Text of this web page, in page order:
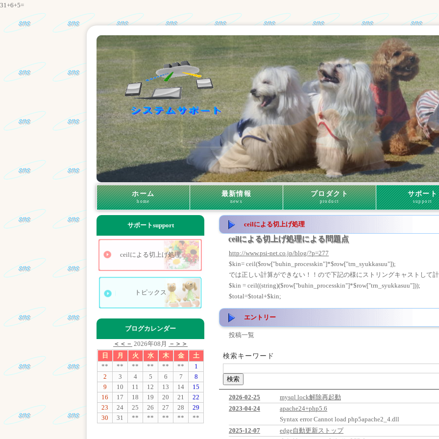
31+6+5=
ホーム
home
最新情報
news
プロダクト
product
サポート
support
ceilによる切上げ処理
ceilによる切上げ処理による問題点
http://www.psi-net.co.jp/blog/?p=277
$kin= ceil($row["buhin_processkin"]*$row["trn_syukkasuu"]);
では正しい計算ができない！！ので下記の様にストリングキャストして
$kin = ceil((string)($row["buhin_processkin"]*$row["trn_syukkasuu"]));
$total=$total+$kin;
エントリー
投稿一覧
検索キーワード
2026-02-25
mysql lock解除再起動
2023-04-24
apache24+php5.6
Syntax error Cannot load php5apache2_4.dll
2025-12-07
edge自動更新ストップ
サポートsupport
ceilによる切上げ処理
トピックス
ブログカレンダー
＜＜－ 2026年08月
－＞＞
日
月 火 水 木 金
土
**
** ** ** ** **
1
2
3 4 5 6 7
8
9
10 11 12 13 14
15
16
17 18 19 20 21
22
23
24 25 26 27 28
29
30
31 ** ** ** ** **